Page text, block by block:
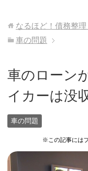
なるほど！債務整理
車の問題
車のローン
イカーは没
車の問題
※この記事には